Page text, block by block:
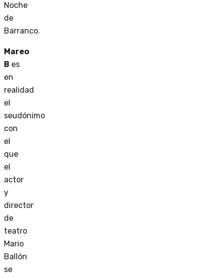
Noche
de
Barranco.
Mareo
B es
en
realidad
el
seudónimo
con
el
que
el
actor
y
director
de
teatro
Mario
Ballón
se